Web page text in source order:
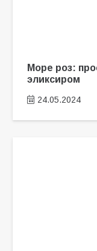
Море роз:
эликсиром
24.05.2024